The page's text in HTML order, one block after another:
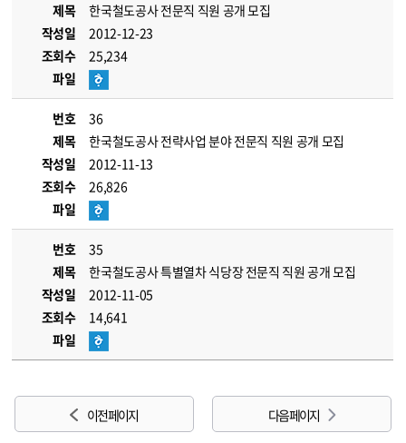
제목
한국철도공사 전문직 직원 공개 모집
작성일
2012-12-23
조회수
25,234
파일
번호
36
제목
한국철도공사 전략사업 분야 전문직 직원 공개 모집
작성일
2012-11-13
조회수
26,826
파일
번호
35
제목
한국철도공사 특별열차 식당장 전문직 직원 공개 모집
작성일
2012-11-05
조회수
14,641
파일
이전 페이지 다음 페이지